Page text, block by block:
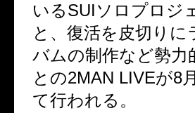
いるSUIソロプロジ
と、復活を皮切り
バムの制作など勢力
との2MAN LIVEが8
て行われる。